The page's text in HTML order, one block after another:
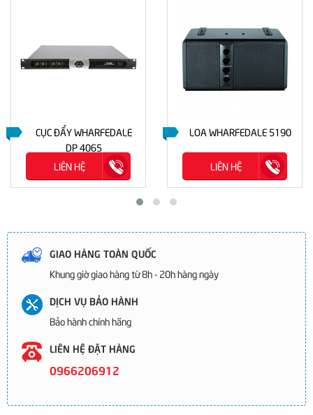
CỤC ĐẨY WHARFEDALE
DP 4065
LIÊN HỆ
LOA WHARFEDALE 5190
LIÊN HỆ
GIAO HÀNG TOÀN QUỐC
Khung giờ giao hàng từ 8h - 20h hàng ngày
DỊCH VỤ BẢO HÀNH
Bảo hành chính hãng
LIÊN HỆ ĐẶT HÀNG
0966206912